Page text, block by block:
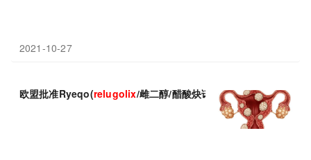
2021-10-27
欧盟批准Ryeqo(relugolix/雌二醇/醋酸炔诺酮)：第一个长期疗法